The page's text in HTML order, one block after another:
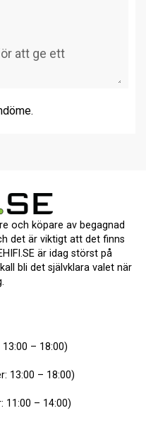
och köpare av begagnad
det är viktigt att det finns
är idag störst på
bli det självklara valet när
– 18:00)
13:00 – 18:00)
11:00 – 14:00)